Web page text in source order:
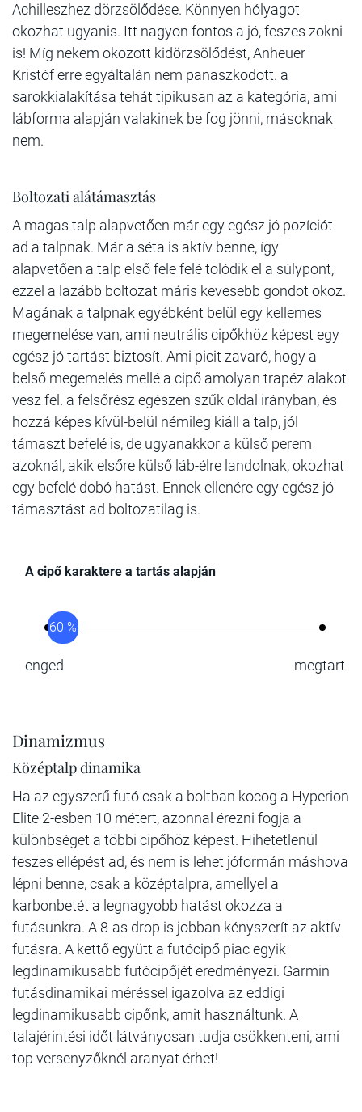
Achilleszhez dörzsölődése. Könnyen hólyagot
okozhat ugyanis. Itt nagyon fontos a jó, feszes zokni
is! Míg nekem okozott kidörzsölődést, Anheuer
Kristóf erre egyáltalán nem panaszkodott. a
sarokkialakítása tehát tipikusan az a kategória, ami
lábforma alapján valakinek be fog jönni, másoknak
nem.
Boltozati alátámasztás
A magas talp alapvetően már egy egész jó pozíciót
ad a talpnak. Már a séta is aktív benne, így
alapvetően a talp első fele felé tolódik el a súlypont,
ezzel a lazább boltozat máris kevesebb gondot okoz.
Magának a talpnak egyébként belül egy kellemes
megemelése van, ami neutrális cipőkhöz képest egy
egész jó tartást biztosít. Ami picit zavaró, hogy a
belső megemelés mellé a cipő amolyan trapéz alakot
vesz fel. a felsőrész egészen szűk oldal irányban, és
hozzá képes kívül-belül némileg kiáll a talp, jól
támaszt befelé is, de ugyanakkor a külső perem
azoknál, akik elsőre külső láb-élre landolnak, okozhat
egy befelé dobó hatást. Ennek ellenére egy egész jó
támasztást ad boltozatilag is.
A cipő karaktere a tartás alapján
60 %
enged megtart
Dinamizmus
Középtalp dinamika
Ha az egyszerű futó csak a boltban kocog a Hyperion
Elite 2-esben 10 métert, azonnal érezni fogja a
különbséget a többi cipőhöz képest. Hihetetlenül
feszes ellépést ad, és nem is lehet jóformán máshova
lépni benne, csak a középtalpra, amellyel a
karbonbetét a legnagyobb hatást okozza a
futásunkra. A 8-as drop is jobban kényszerít az aktív
futásra. A kettő együtt a futócipő piac egyik
legdinamikusabb futócipőjét eredményezi. Garmin
futásdinamikai méréssel igazolva az eddigi
legdinamikusabb cipőnk, amit használtunk. A
talajérintési időt látványosan tudja csökkenteni, ami
top versenyzőknél aranyat érhet!